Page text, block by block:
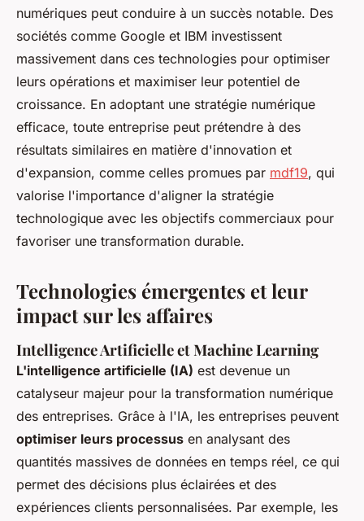
numériques peut conduire à un succès notable. Des
sociétés comme Google et IBM investissent
massivement dans ces technologies pour optimiser
leurs opérations et maximiser leur potentiel de
croissance. En adoptant une stratégie numérique
efficace, toute entreprise peut prétendre à des
résultats similaires en matière d'innovation et
d'expansion, comme celles promues par mdf19, qui
valorise l'importance d'aligner la stratégie
technologique avec les objectifs commerciaux pour
favoriser une transformation durable.
Technologies émergentes et leur
impact sur les affaires
Intelligence Artificielle et Machine Learning
L'intelligence artificielle (IA) est devenue un
catalyseur majeur pour la transformation numérique
des entreprises. Grâce à l'IA, les entreprises peuvent
optimiser leurs processus en analysant des
quantités massives de données en temps réel, ce qui
permet des décisions plus éclairées et des
expériences clients personnalisées. Par exemple, les